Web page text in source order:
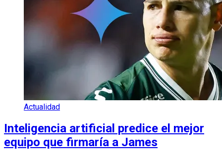
Actualidad
Inteligencia artificial predice el mejor
equipo que firmaría a James